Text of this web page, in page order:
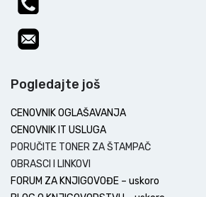
Pogledajte još
CENOVNIK OGLAŠAVANJA
CENOVNIK IT USLUGA
PORUČITE TONER ZA ŠTAMPAČ
OBRASCI I LINKOVI
FORUM ZA KNJIGOVOĐE – uskoro